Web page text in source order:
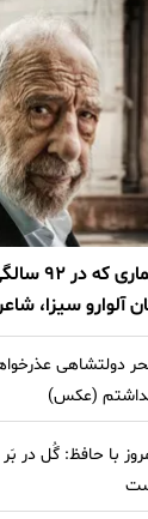
معماری
آلوارو سیزا،
دولتشاهی
(عکس)
با حافظ: گُل در